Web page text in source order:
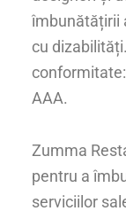
îmbunătățirii
cu
AAA.
Zumma
pentru a
serviciilor